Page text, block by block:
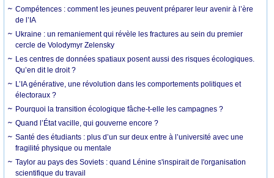
Compétences : comment les jeunes peuvent préparer leur avenir à l’ère
de l’IA
Ukraine : un remaniement qui révèle les fractures au sein du premier
cercle de Volodymyr Zelensky
Les centres de données spatiaux posent aussi des risques écologiques.
Qu’en dit le droit ?
L’IA générative, une révolution dans les comportements politiques et
électoraux ?
Pourquoi la transition écologique fâche-t-elle les campagnes ?
Quand l’État vacille, qui gouverne encore ?
Santé des étudiants : plus d’un sur deux entre à l’université avec une
fragilité physique ou mentale
Taylor au pays des Soviets : quand Lénine s'inspirait de l'organisation
scientifique du travail